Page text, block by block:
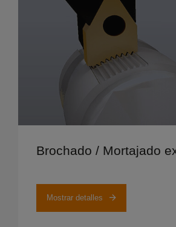
Brochado / Mortajado
Mostrar detalles